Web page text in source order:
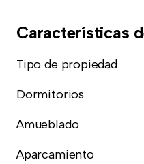
Características
Tipo de propiedad
Dormitorios
Amueblado
Aparcamiento